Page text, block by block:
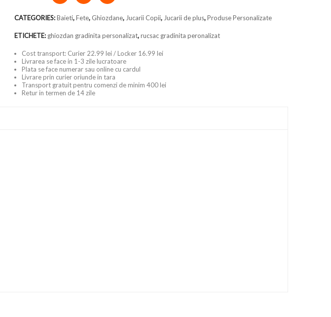
CATEGORIES:Baieti,Fete, Ghiozdane, Jucarii Copii, Jucarii de plus,Produse Personalizate
ETICHETE: ghiozdan gradinita personalizat,rucsac gradinita peronalizat
Cost transport: Curier 22.99 lei / Locker 16.99 lei
Livrarea se face in 1-3 zile lucratoare
Plata se face numerar sau online cu cardul
Livrare prin curier oriunde in tara
Transport gratuit pentru comenzi de minim 400 lei
Retur in termen de 14 zile